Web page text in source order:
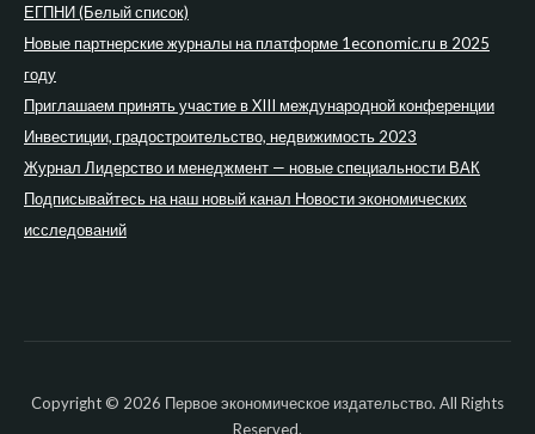
ЕГПНИ (Белый список)
Новые партнерские журналы на платформе 1economic.ru в 2025
году
Приглашаем принять участие в XIII международной конференции
Инвестиции, градостроительство, недвижимость 2023
Журнал Лидерство и менеджмент — новые специальности ВАК
Подписывайтесь на наш новый канал Новости экономических
исследований
Copyright © 2026 Первое экономическое издательство. All Rights
Reserved.